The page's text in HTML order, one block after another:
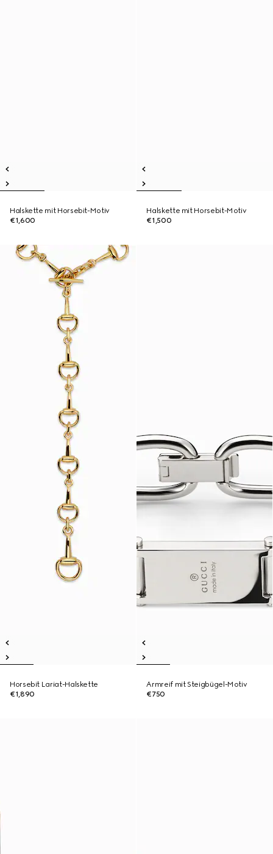
Halskette mit Horsebit-Motiv
€1,600
Halskette mit Horsebit-Motiv
€1,500
Horsebit Lariat-Halskette
€1,890
Armreif mit Steigbügel-Motiv
€750